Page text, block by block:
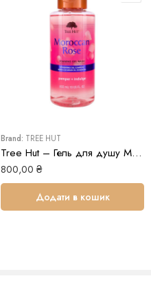
Brand: TREE HUT
Tree Hut – Гель для душу Moroccan Rose Foaming Gel Wash
800,00 ₴
Додати в кошик